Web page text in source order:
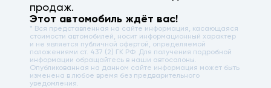
продаж.
Этот автомобиль ждёт вас!
* Вся представленная на сайте информация, касающаяся
стоимости автомобилей, носит информационный характер
и не является публичной офертой, определяемой
положениями ст. 437 (2) ГК РФ. Для получения подробной
информации обращайтесь в наши автосалоны.
Опубликованная на данном сайте информация может быть
изменена в любое время без предварительного
уведомления.